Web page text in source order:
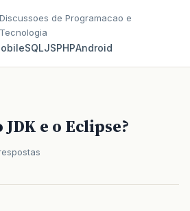
Discussoes de Programacao e
Tecnologia
SQLJSPHPAndroid
e o Eclipse?